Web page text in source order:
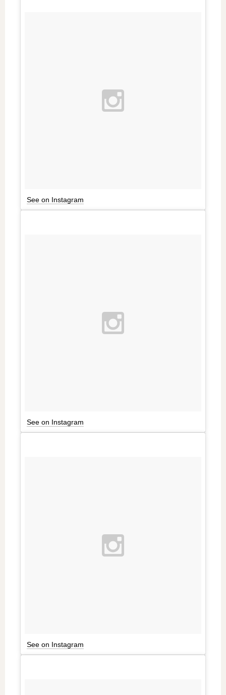
See on Instagram
See on Instagram
See on Instagram